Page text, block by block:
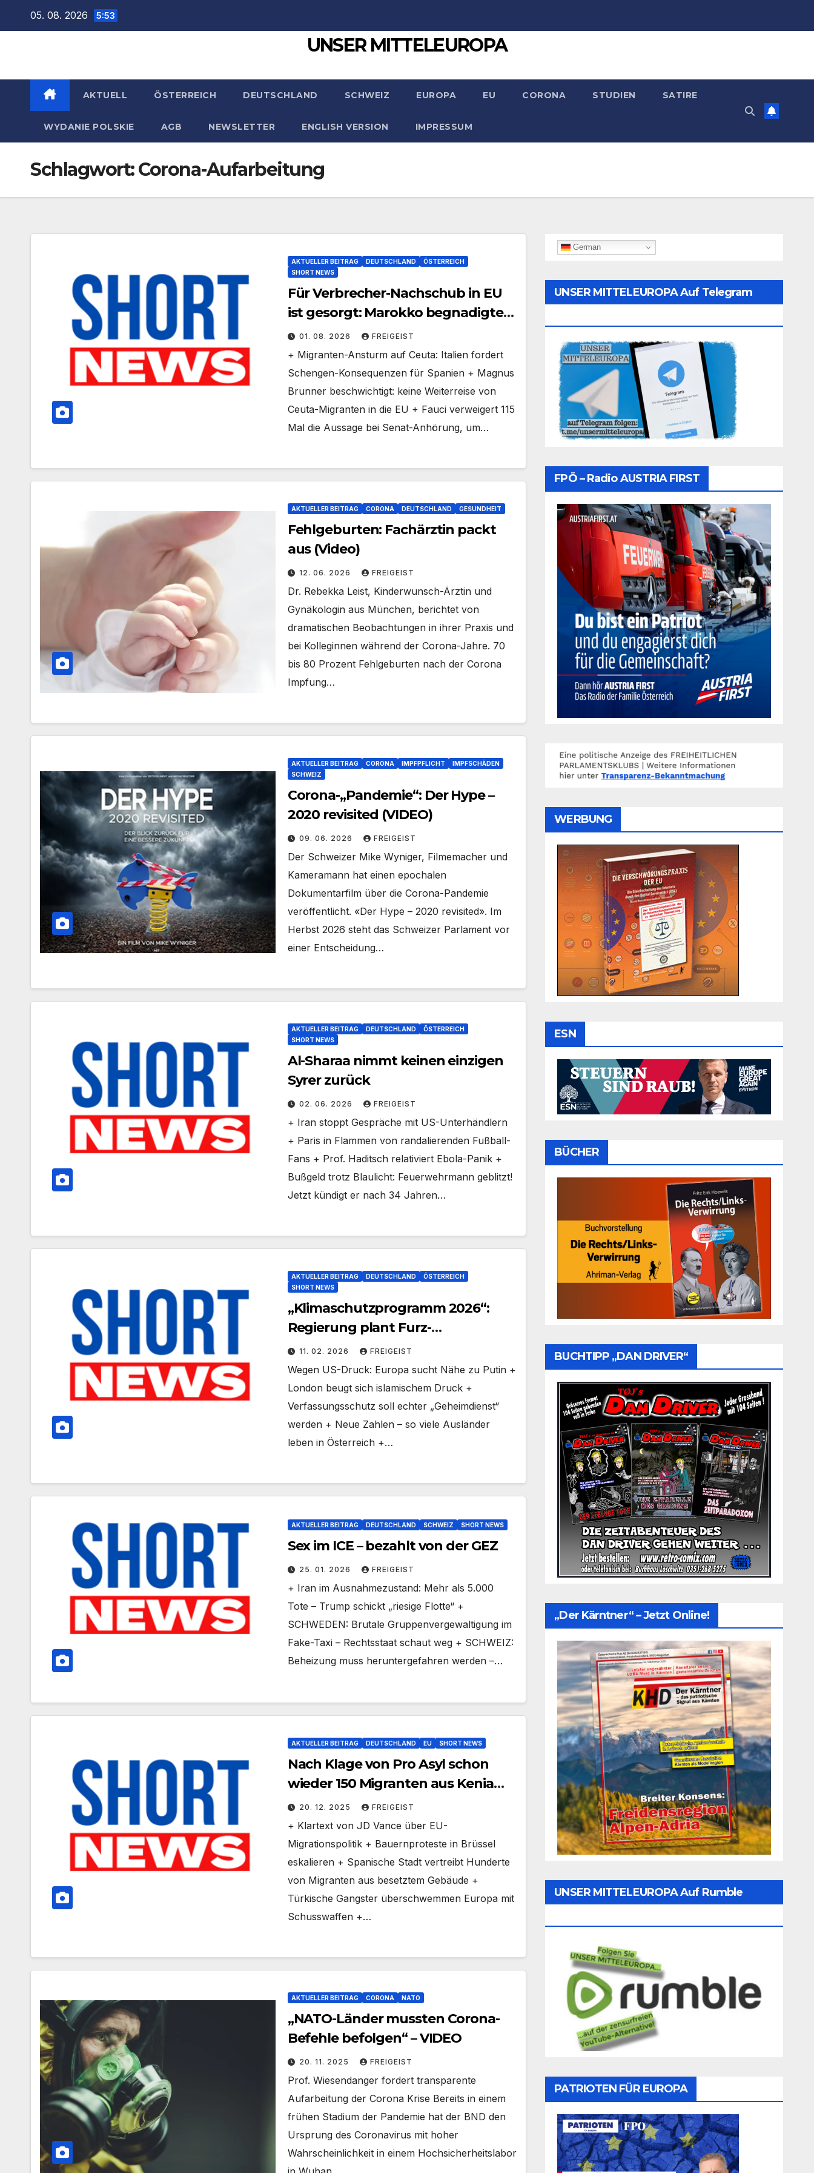
05. 08. 2026 5:53
UNSER MITTELEUROPA
AKTUELL ÖSTERREICH DEUTSCHLAND SCHWEIZ EUROPA EU CORONA STUDIEN SATIRE
WYDANIE POLSKIE AGB NEWSLETTER ENGLISH VERSION IMPRESSUM
Schlagwort:Corona-Aufarbeitung
AKTUELLER BEITRAG DEUTSCHLAND
ÖSTERREICH
SHORT NEWS
Für Verbrecher-Nachschub in EU
ist gesorgt: Marokko begnadigte
1.788 Verurteilte diese Woche
01. 08. 2026 FREIGEIST
+ Migranten-Ansturm auf Ceuta: Italien fordert
Schengen-Konsequenzen für Spanien + Magnus
Brunner beschwichtigt: keine Weiterreise von
Ceuta-Migranten in die EU + Fauci verweigert 115
Mal die Aussage bei Senat-Anhörung, um…
AKTUELLER BEITRAG CORONA DEUTSCHLAND GESUNDHEIT
Fehlgeburten: Fachärztin packt
aus (Video)
12. 06. 2026 FREIGEIST
Dr. Rebekka Leist, Kinderwunsch-Ärztin und
Gynäkologin aus München, berichtet von
dramatischen Beobachtungen in ihrer Praxis und
bei Kolleginnen während der Corona-Jahre. 70
bis 80 Prozent Fehlgeburten nach der Corona
Impfung…
AKTUELLER BEITRAG CORONA IMPFPFLICHT
IMPFSCHÄDEN
SCHWEIZ
Corona-„Pandemie“: Der Hype –
2020 revisited (VIDEO)
09. 06. 2026 FREIGEIST
Der Schweizer Mike Wyniger, Filmemacher und
Kameramann hat einen epochalen
Dokumentarfilm über die Corona-Pandemie
veröffentlicht. «Der Hype – 2020 revisited». Im
Herbst 2026 steht das Schweizer Parlament vor
einer Entscheidung…
AKTUELLER BEITRAG DEUTSCHLAND
ÖSTERREICH
SHORT NEWS
Al-Sharaa nimmt keinen einzigen
Syrer zurück
02. 06. 2026 FREIGEIST
+ Iran stoppt Gespräche mit US-Unterhändlern
+ Paris in Flammen von randalierenden Fußball-
Fans + Prof. Haditsch relativiert Ebola-Panik +
Bußgeld trotz Blaulicht: Feuerwehrmann geblitzt!
Jetzt kündigt er nach 34 Jahren…
AKTUELLER BEITRAG DEUTSCHLAND
ÖSTERREICH
SHORT NEWS
„Klimaschutzprogramm 2026“:
Regierung plant Furz-
Messprogramm für Kühe
11. 02. 2026 FREIGEIST
Wegen US-Druck: Europa sucht Nähe zu Putin +
London beugt sich islamischem Druck +
Verfassungsschutz soll echter „Geheimdienst“
werden + Neue Zahlen – so viele Ausländer
leben in Österreich +…
AKTUELLER BEITRAG DEUTSCHLAND SCHWEIZ SHORT NEWS
Sex im ICE – bezahlt von der GEZ
25. 01. 2026 FREIGEIST
+ Iran im Ausnahmezustand: Mehr als 5.000
Tote – Trump schickt „riesige Flotte“ +
SCHWEDEN: Brutale Gruppenvergewaltigung im
Fake-Taxi – Rechtsstaat schaut weg + SCHWEIZ:
Beheizung muss heruntergefahren werden –…
AKTUELLER BEITRAG DEUTSCHLAND EU SHORT NEWS
Nach Klage von Pro Asyl schon
wieder 150 Migranten aus Kenia
eingeflogen
20. 12. 2025 FREIGEIST
+ Klartext von JD Vance über EU-
Migrationspolitik + Bauernproteste in Brüssel
eskalieren + Spanische Stadt vertreibt Hunderte
von Migranten aus besetztem Gebäude +
Türkische Gangster überschwemmen Europa mit
Schusswaffen +…
AKTUELLER BEITRAG CORONA NATO
„NATO-Länder mussten Corona-
Befehle befolgen“ – VIDEO
20. 11. 2025 FREIGEIST
Prof. Wiesendanger fordert transparente
Aufarbeitung der Corona Krise Bereits in einem
frühen Stadium der Pandemie hat der BND den
Ursprung des Coronavirus mit hoher
Wahrscheinlichkeit in einem Hochsicherheitslabor
German
UNSER MITTELEUROPA Auf Telegram
FPÖ – Radio AUSTRIA FIRST
WERBUNG
ESN
BÜCHER
BUCHTIPP „DAN DRIVER“
„Der Kärntner“ – Jetzt Online!
UNSER MITTELEUROPA Auf Rumble
PATRIOTEN FÜR EUROPA